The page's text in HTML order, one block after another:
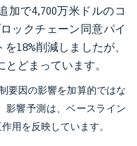
加で4,700万米ドルのコ
ックチェーン同意パイ
18%削減しましたが、
どまっています。
要因の影響を加算的ではな
影響予測は、ベースライン
用を反映しています。